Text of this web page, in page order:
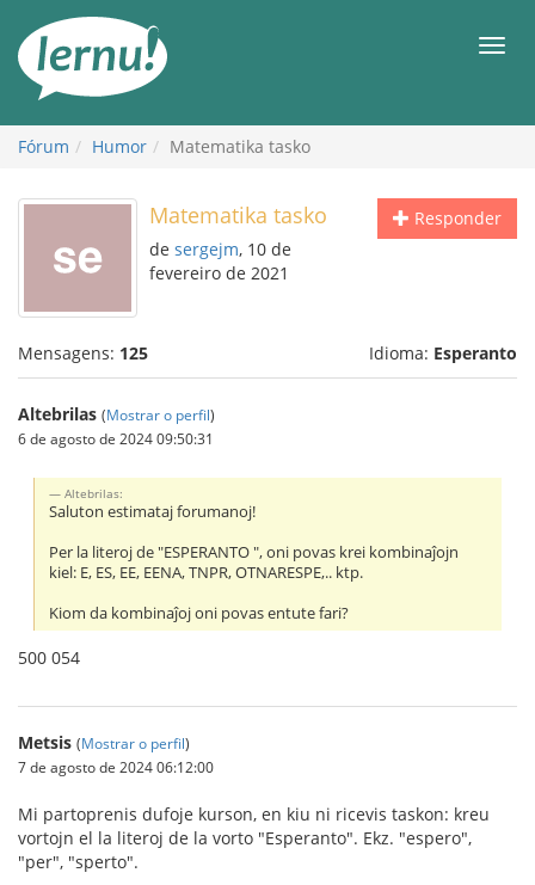
conteúdo
Fórum Humor Matematika tasko
Responder
Matematika tasko
de sergejm, 10 de
fevereiro de 2021
Mensagens: 125 Idioma: Esperanto
Altebrilas (Mostrar o perfil)
6 de agosto de 2024 09:50:31
Altebrilas:
Saluton estimataj forumanoj!
Per la literoj de "ESPERANTO ", oni povas krei kombinaĵojn
kiel: E, ES, EE, EENA, TNPR, OTNARESPE,.. ktp.
Kiom da kombinaĵoj oni povas entute fari?
500 054
Metsis (Mostrar o perfil)
7 de agosto de 2024 06:12:00
Mi partoprenis dufoje kurson, en kiu ni ricevis taskon: kreu
vortojn el la literoj de la vorto "Esperanto". Ekz. "espero",
"per", "sperto".